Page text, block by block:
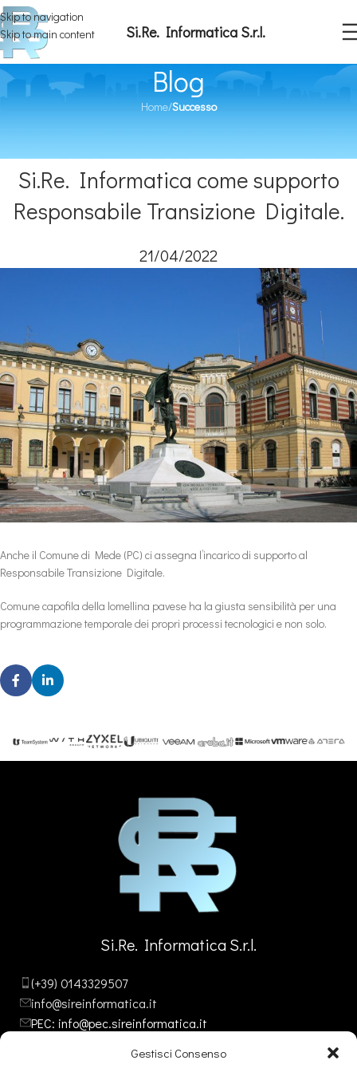
Gestisci Consenso
Skip to navigation
Skip to main content
Si.Re. Informatica S.r.l.
Blog
Home/Successo
Si.Re. Informatica come supporto
Responsabile Transizione Digitale.
21/04/2022
Anche il Comune di Mede (PC) ci assegna l’incarico di supporto al
Responsabile Transizione Digitale.
Comune capofila della lomellina pavese ha la giusta sensibilità per una
programmazione temporale dei propri processi tecnologici e non solo.
Si.Re. Informatica S.r.l.
(+39) 0143329507
info@sireinformatica.it
PEC: info@pec.sireinformatica.it